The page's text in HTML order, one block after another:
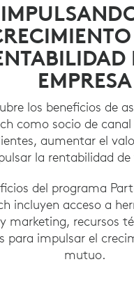
EMPRESA
los beneficios de
como socio de
aumentar el
la rentabilidad
del programa
incluyen acceso a
marketing, recursos
para impulsar el
mutuo.